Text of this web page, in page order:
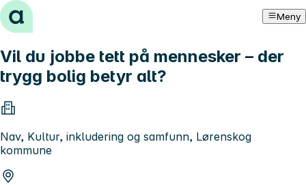
Hopp til innhold Meny
Vil du jobbe tett på mennesker – der
trygg bolig betyr alt?
Nav, Kultur, inkludering og samfunn, Lørenskog
kommune